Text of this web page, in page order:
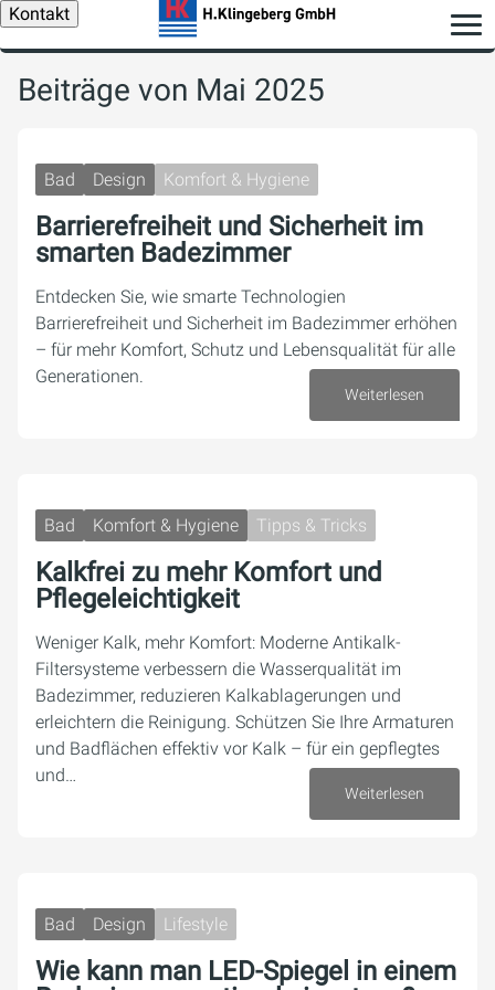
Kontakt
Beiträge von Mai 2025
Bad Design Komfort & Hygiene
Barrierefreiheit und Sicherheit im
smarten Badezimmer
Entdecken Sie, wie smarte Technologien
Barrierefreiheit und Sicherheit im Badezimmer erhöhen
– für mehr Komfort, Schutz und Lebensqualität für alle
Generationen.
Weiterlesen
Bad Komfort & Hygiene Tipps & Tricks
Kalkfrei zu mehr Komfort und
Pflegeleichtigkeit
Weniger Kalk, mehr Komfort: Moderne Antikalk-
Filtersysteme verbessern die Wasserqualität im
Badezimmer, reduzieren Kalkablagerungen und
erleichtern die Reinigung. Schützen Sie Ihre Armaturen
und Badflächen effektiv vor Kalk – für ein gepflegtes
und…
Weiterlesen
Bad Design Lifestyle
Wie kann man LED-Spiegel in einem